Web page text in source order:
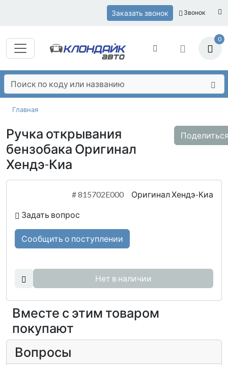
Заказать звонок Звонок
0
Главная
Ручка открывания
бензобака Оригинал
Хендэ-Киа
#815702E000 Оригинал Хендэ-Киа
Задать вопрос
Сообщить о поступлении
Нет в наличии
Вместе с этим товаром
покупают
Вопросы